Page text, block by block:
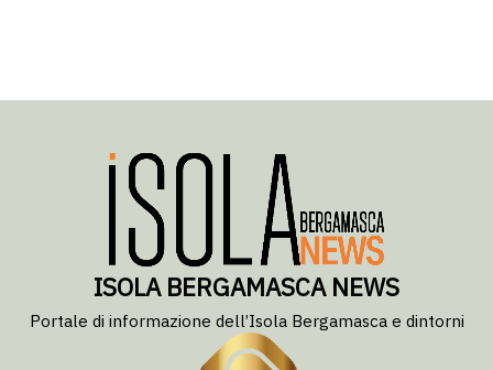
ISOLA BERGAMASCA NEWS
Portale di informazione dell’Isola Bergamasca e dintorni